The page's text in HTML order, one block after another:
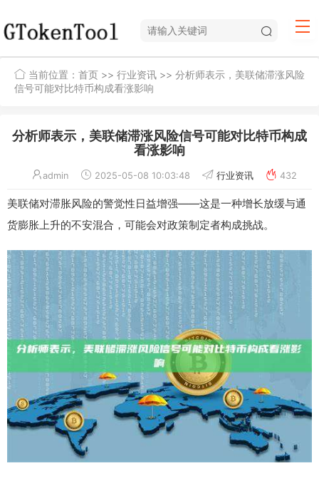
当前位置： 首页 >> 行业资讯 >> 分析师表示，美联储滞涨风险
信号可能对比特币构成看涨影响
分析师表示，美联储滞涨风险信号可能对比特币构成
看涨影响
admin 2025-05-08 10:03:48 行业资讯 432
美联储对滞胀风险的警觉性日益增强——这是一种增长放缓与通
货膨胀上升的不安混合，可能会对政策制定者构成挑战。